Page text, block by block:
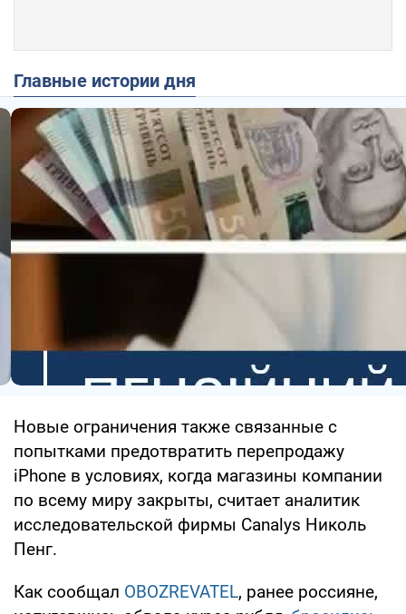
Главные истории дня
Новые ограничения также связанные с
попытками предотвратить перепродажу
iPhone в условиях, когда магазины компании
по всему миру закрыты, считает аналитик
исследовательской фирмы Canalys Николь
Пенг.
Как сообщал OBOZREVATEL, ранее россияне,